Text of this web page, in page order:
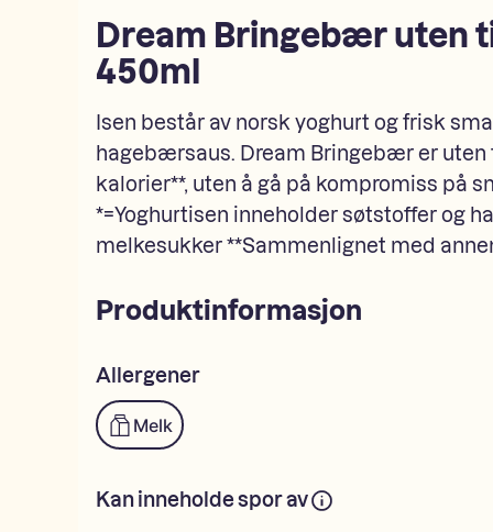
Dream Bringebær uten
450ml
Isen består av norsk yoghurt og frisk
hagebærsaus. Dream Bringebær er
kalorier**, uten å gå på kompromiss på
*=Yoghurtisen inneholder søtstoffer og
melkesukker **Sammenlignet med
Produktinformasjon
Allergener
Melk
Kan inneholde spor av